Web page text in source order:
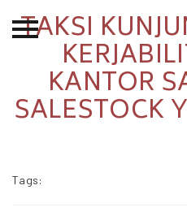
Beranda
Tentang
Permohonan Hibah
Etalase
TAKSI
KANTOR
SALESTOCK
Tags: